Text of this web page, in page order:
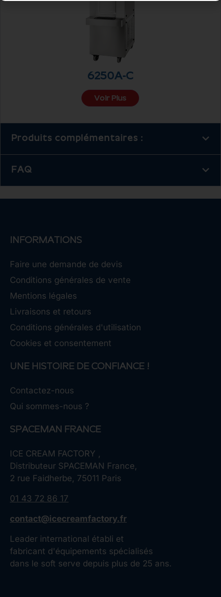
6250A-C
Voir Plus
Produits complémentaires :
FAQ
INFORMATIONS
Faire une demande de devis
Conditions générales de vente
Mentions légales
Livraisons et retours
Conditions générales d'utilisation
Cookies et consentement
UNE HISTOIRE DE CONFIANCE !
Contactez-nous
Qui sommes-nous ?
SPACEMAN FRANCE
ICE CREAM FACTORY ,
Distributeur SPACEMAN France,
2 rue Faidherbe, 75011 Paris
01 43 72 86 17
contact@icecreamfactory.fr
Leader international établi et
fabricant d'équipements spécialisés
dans le soft serve depuis plus de 25 ans.